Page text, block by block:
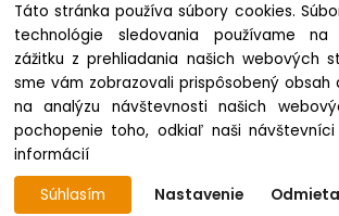
Odstúpenie od kúpnej zmluvy
registrácie
Copyright © 2022 lapex.sk, All
Táto stránka používa súbory cookies.
technológie sledovania používame na
zážitku z prehliadania našich webových
sme vám zobrazovali prispôsobený obsah
na analýzu návštevnosti našich
pochopenie toho, odkiaľ naši
informácií
Súhlasím
Nastavenie